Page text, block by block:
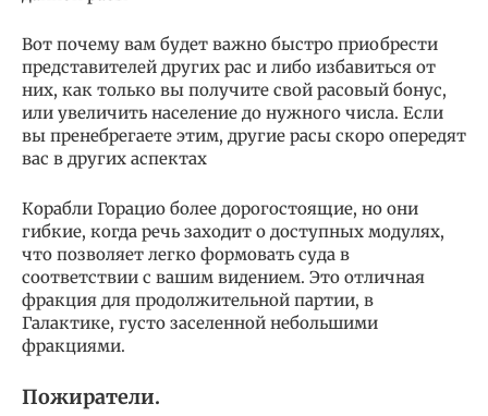
Вот почему вам будет важно быстро приобрести
представителей других рас и либо избавиться от
них, как только вы получите свой расовый бонус,
или увеличить население до нужного числа. Если
вы пренебрегаете этим, другие расы скоро опередят
вас в других аспектах
Корабли Горацио более дорогостоящие, но они
гибкие, когда речь заходит о доступных модулях,
что позволяет легко формовать суда в
соответствии с вашим видением. Это отличная
фракция для продолжительной партии, в
Галактике, густо заселенной небольшими
фракциями.
Пожиратели.